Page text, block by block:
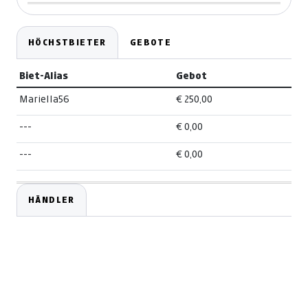
HÖCHSTBIETER GEBOTE
Biet-Alias Gebot
Mariella56 € 250,00
--- € 0,00
--- € 0,00
HÄNDLER